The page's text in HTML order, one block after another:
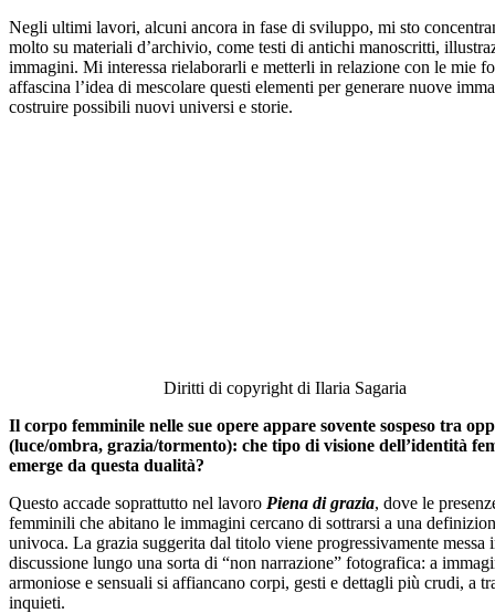
Negli ultimi lavori, alcuni ancora in fase di sviluppo, mi sto
molto su materiali d’archivio, come testi di antichi manoscritti,
immagini. Mi interessa rielaborarli e metterli in relazione con le mie
affascina l’idea di mescolare questi elementi per generare nuove
costruire possibili nuovi universi e storie.
Diritti di copyright di Ilaria Sagaria
Il corpo femminile nelle sue opere appare sovente sospeso tra
(luce/ombra, grazia/tormento): che tipo di visione dell’identità
emerge da questa dualità?
Questo accade soprattutto nel lavoro Piena di grazia, dove le
femminili che abitano le immagini cercano di sottrarsi a una
univoca. La grazia suggerita dal titolo viene progressivamente messa
discussione lungo una sorta di “non narrazione” fotografica: a
armoniose e sensuali si affiancano corpi, gesti e dettagli più crudi, a
inquieti.